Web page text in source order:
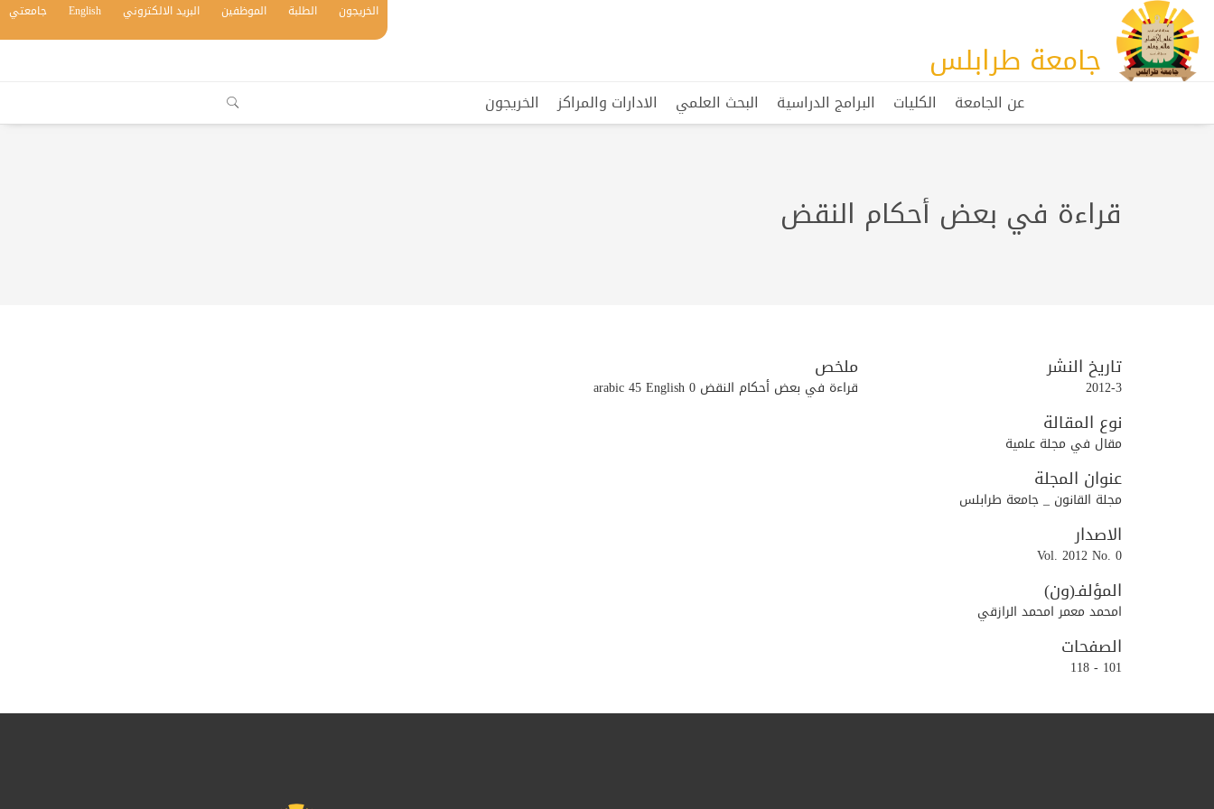
جامعة طرابلس
الخريجون الطلبة الموظفين البريد الالكتروني English جامعتي
عن الجامعة الكليات البرامج الدراسية البحث العلمي الادارات والمراكز الخريجون
قراءة في بعض أحكام النقض
تاريخ النشر
2012-3
نوع المقالة
مقال في مجلة علمية
عنوان المجلة
مجلة القانون _ جامعة طرابلس
الاصدار
Vol. 2012 No. 0
المؤلفـ(ون)
امحمد معمر امحمد الرازقي
الصفحات
101 - 118
ملخص
قراءة في بعض أحكام النقض arabic 45 English 0